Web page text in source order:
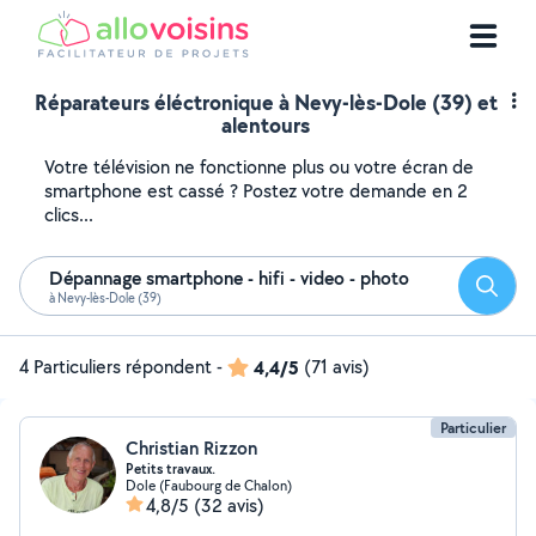
Réparateurs éléctronique à Nevy-lès-Dole (39) et
alentours
Votre télévision ne fonctionne plus ou votre écran de
smartphone est cassé ? Postez votre demande en 2
clics...
Dépannage smartphone - hifi - video - photo
à Nevy-lès-Dole (39)
4 Particuliers répondent- 4,4/5 (71 avis)
Particulier
Christian Rizzon
Petits travaux.
Dole (Faubourg de Chalon)
4,8/5 (32 avis)